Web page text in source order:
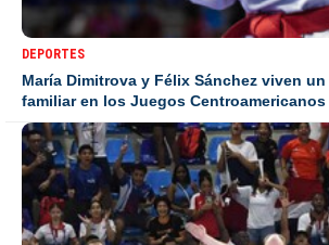
DEPORTES
María Dimitrova y Félix Sánchez viven
familiar en los Juegos